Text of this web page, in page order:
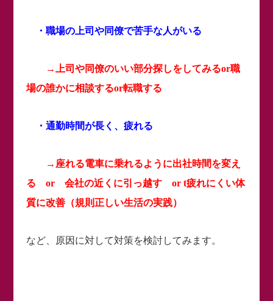
・職場の上司や同僚で苦手な人がいる
→上司や同僚のいい部分探しをしてみるor職
場の誰かに相談するor転職する
・通勤時間が長く、疲れる
→座れる電車に乗れるように出社時間を変え
る or 会社の近くに引っ越す or t疲れにくい体
質に改善（規則正しい生活の実践）
など、原因に対して対策を検討してみます。